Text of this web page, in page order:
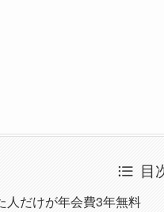
目
人だけが年会費3年無料